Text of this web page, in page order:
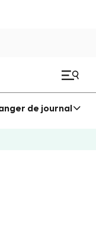
de journal